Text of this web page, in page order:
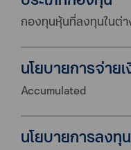
กองทุนหุ้นที่ลงทุนในต่า
นโยบายการจ่าย
Accumulated
นโยบายการลงทุน